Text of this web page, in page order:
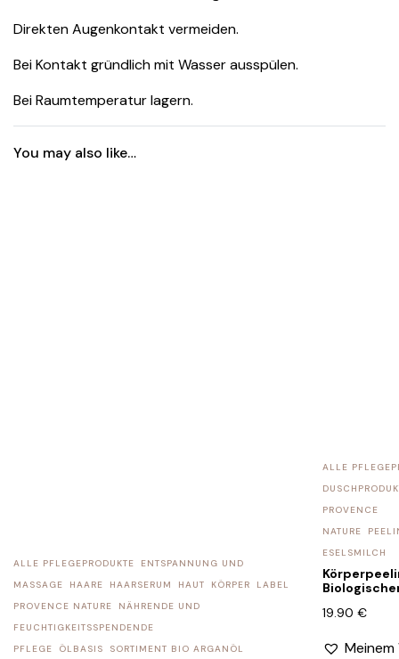
Direkten Augenkontakt vermeiden.
Bei Kontakt gründlich mit Wasser ausspülen.
Bei Raumtemperatur lagern.
You may also like…
ALLE PFLEGEPRODUKTE
ENTSPANNUNG UND
MASSAGE
HAARE HAARSERUM HAUT KÖRPER
LABEL
PROVENCE NATURE
NÄHRENDE UND
FEUCHTIGKEITSSPENDENDE
PFLEGE
ÖLBASIS SORTIMENT BIO ARGANÖL
ALLE
PROVENCE
NATURE
ESELSMILCH
19.90 €